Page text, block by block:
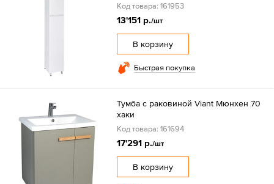
Код товара: 161953
13'151 р./шт
В корзину
Быстрая покупка
Тумба с раковиной Viant Мюнхен 70
хаки
Код товара: 161694
17'291 р./шт
В корзину